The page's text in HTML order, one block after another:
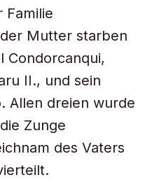
Familie
Mutter starben
Condorcanqui,
II., und sein
Allen dreien wurde
Zunge
des Vaters